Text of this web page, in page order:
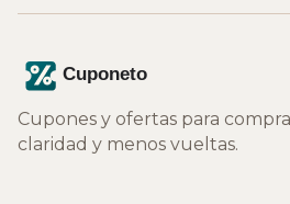
Cupones y ofertas para
claridad y menos vueltas.